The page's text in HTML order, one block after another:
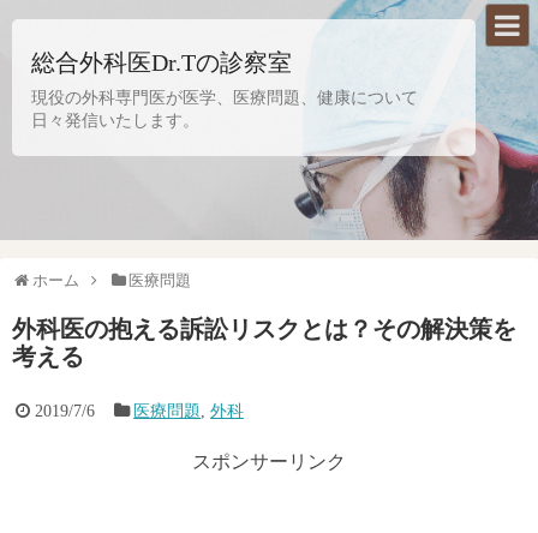
総合外科医Dr.Tの診察室
現役の外科専門医が医学、医療問題、健康について
日々発信いたします。
ホーム 医療問題
外科医の抱える訴訟リスクとは？その解決策を
考える
2019/7/6 医療問題 ,外科
スポンサーリンク